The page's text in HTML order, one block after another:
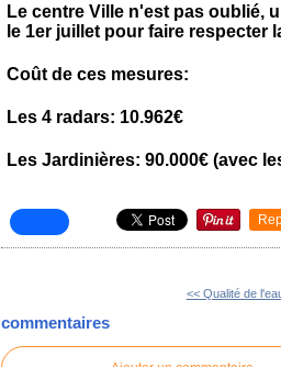
Le centre Ville n'est pas oublié,
le 1er juillet pour faire respecter
Coût de ces mesures:
Les 4 radars: 10.962€
Les Jardinières: 90.000€ (avec
<< Qualité de
commentaires